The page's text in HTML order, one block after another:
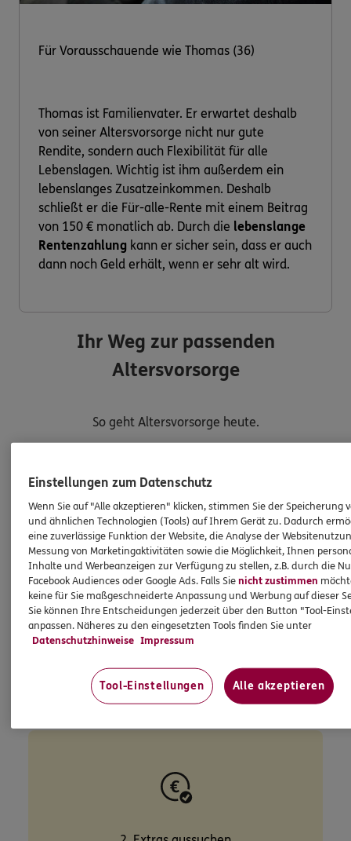
Für Vorausschauende wie Thomas (36)
Thomas ist Familienvater. Er erwartet deshalb
von seiner Altersvorsorge nicht nur gute
Rendite, sondern auch Flexibilität für alle
Lebenslagen. Wichtig ist ihm außerdem ein
lebenslanges Zusatzeinkommen. Deshalb
schließt er die Für-alle-Rente mit einem Beitrag
von 150 € monatlich ab. Durch die lebenslange
Rentenzahlung kann er sicher sein, dass er auch
dann noch Geld erhält, wenn er sehr alt wird.
Ihr Weg zur passenden
Altersvorsorge
So geht Altersvorsorge heute.
1. Ihr Beitrag
Überlegen Sie, wie viel Sie monatlich
zurücklegen können. Tipp: Mind. 7 % bis 9 %
vom Nettoeinkommen sollten es sein.
Einstellungen zum Datenschutz
Wenn Sie auf "Alle akzeptieren" klicken, stimmen Sie der Speicherung
und ähnlichen Technologien (Tools) auf Ihrem Gerät zu. Dadurch
eine zuverlässige Funktion der Website, die Analyse der
Messung von Marketingaktivitäten sowie die Möglichkeit, Ihnen
Inhalte und Werbeanzeigen zur Verfügung zu stellen, z.B. durch die
Facebook Audiences oder Google Ads. Falls Sienicht zustimmen
keine für Sie maßgeschneiderte Anpassung und Werbung auf dieser
Sie können Ihre Entscheidungen jederzeit über den Button "Tool-
anpassen. Näheres zu den eingesetzten Tools finden Sie unter
Datenschutzhinweise Impressum
Tool-Einstellungen Alle akzeptieren